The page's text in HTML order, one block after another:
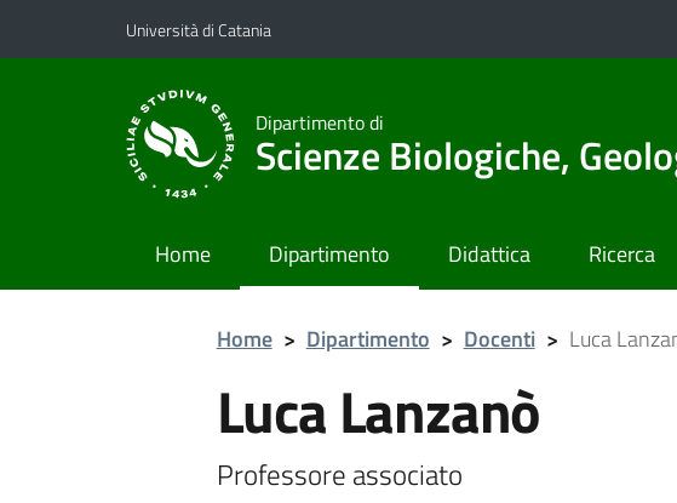
Vai al contenuto principale
Vai al menu di navigazione
Università di Catania
Dipartimento di
Scienze Biologiche,
Home Dipartimento Didattica Ricerca
Home > Dipartimento > Docenti > Luca
Luca Lanzanò
Professore associato